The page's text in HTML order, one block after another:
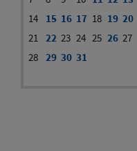
14
15 16 17 18 19 20
21 22 23 24 25 26 27
28 29 30 31